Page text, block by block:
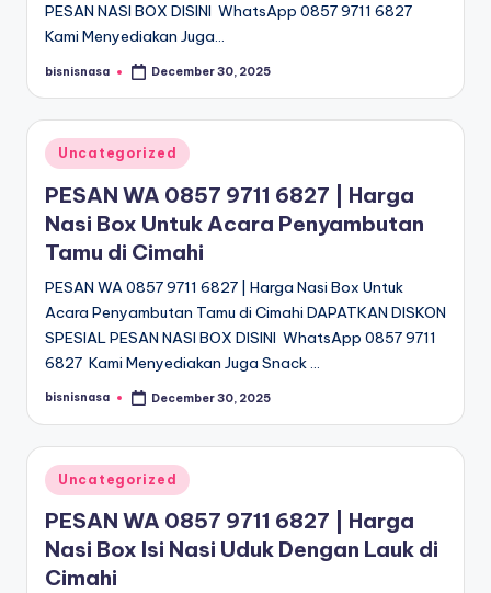
PESAN NASI BOX DISINI WhatsApp 0857 9711 6827
Kami Menyediakan Juga…
Posted
bisnisnasa December 30, 2025
Posted
in
Uncategorized
PESAN WA 0857 9711 6827 | Harga
Nasi Box Untuk Acara Penyambutan
Tamu di Cimahi
PESAN WA 0857 9711 6827 | Harga Nasi Box Untuk
Acara Penyambutan Tamu di Cimahi DAPATKAN DISKON
SPESIAL PESAN NASI BOX DISINI WhatsApp 0857 9711
6827 Kami Menyediakan Juga Snack …
Posted
bisnisnasa December 30, 2025
Posted
in
Uncategorized
PESAN WA 0857 9711 6827 | Harga
Nasi Box Isi Nasi Uduk Dengan Lauk di
Cimahi